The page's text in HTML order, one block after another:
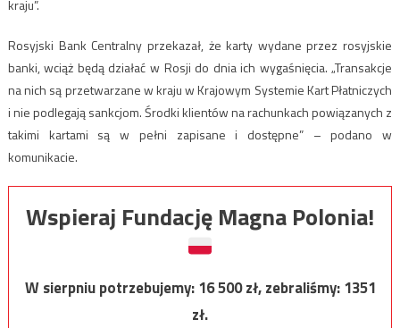
kraju”.
Rosyjski Bank Centralny przekazał, że karty wydane przez rosyjskie
banki, wciąż będą działać w Rosji do dnia ich wygaśnięcia. „Transakcje
na nich są przetwarzane w kraju w Krajowym Systemie Kart Płatniczych
i nie podlegają sankcjom. Środki klientów na rachunkach powiązanych z
takimi kartami są w pełni zapisane i dostępne” – podano w
komunikacie.
Wspieraj Fundację Magna Polonia!
W sierpniu potrzebujemy:16 500zł, zebraliśmy:1351
zł.